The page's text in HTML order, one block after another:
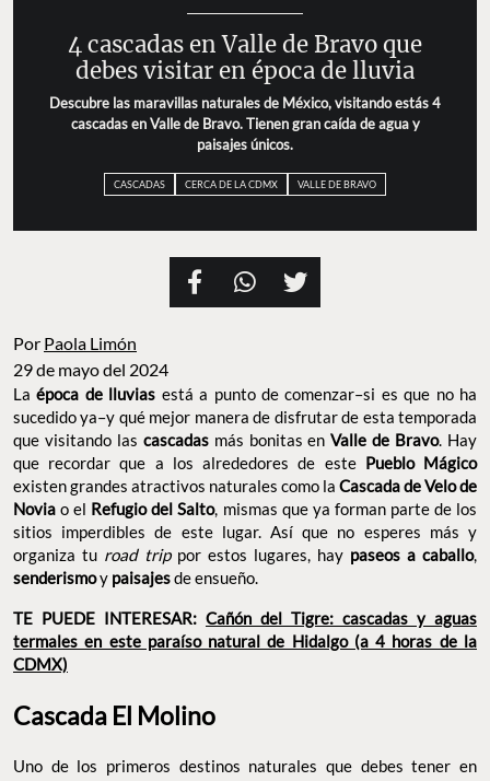
4 cascadas en Valle de Bravo que
debes visitar en época de lluvia
Descubre las maravillas naturales de México, visitando estás 4
cascadas en Valle de Bravo. Tienen gran caída de agua y
paisajes únicos.
CASCADAS CERCA DE LA CDMX VALLE DE BRAVO
Por Paola Limón
29 de mayo del 2024
La época de lluvias está a punto de comenzar–si es que no ha
sucedido ya–y qué mejor manera de disfrutar de esta temporada
que visitando las cascadas más bonitas enValle de Bravo. Hay
que recordar que a los alrededores de este Pueblo Mágico
existen grandes atractivos naturales como la Cascada de Velo de
Noviao el Refugio del Salto, mismas que ya forman parte de los
sitios imperdibles de este lugar. Así que no esperes más y
organiza tu road trip por estos lugares, hay paseos a caballo,
senderismoy paisajesde ensueño.
TE PUEDE INTERESAR: Cañón del Tigre: cascadas y aguas
termales en este paraíso natural de Hidalgo (a 4 horas de la
CDMX)
Cascada El Molino
Uno de los primeros destinos naturales que debes tener en